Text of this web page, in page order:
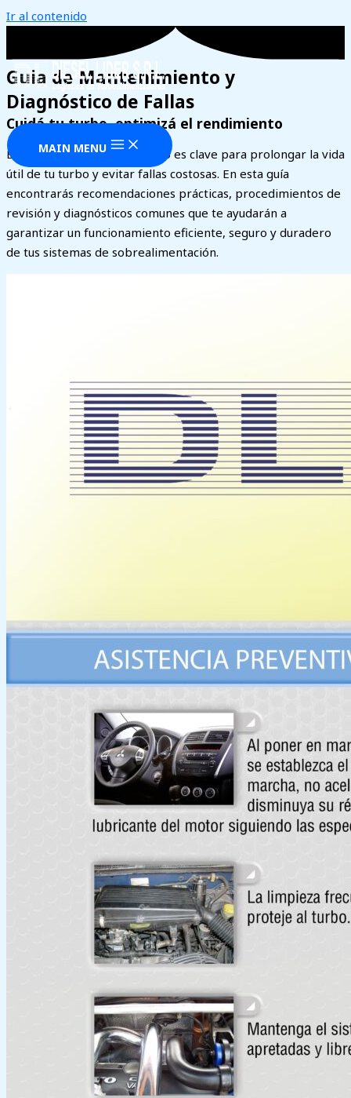
Ir al contenido
MAIN MENU
Guia de Mantenimiento y
Diagnóstico de Fallas
Cuidá tu turbo, optimizá el rendimiento
El mantenimiento preventivo es clave para prolongar la vida
útil de tu turbo y evitar fallas costosas. En esta guía
encontrarás recomendaciones prácticas, procedimientos de
revisión y diagnósticos comunes que te ayudarán a
garantizar un funcionamiento eficiente, seguro y duradero
de tus sistemas de sobrealimentación.